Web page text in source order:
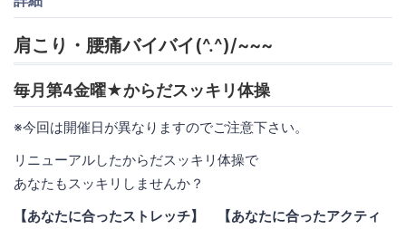
肩こり・腰痛バイバイ(^.^)/~~~
毎月第4金曜★からだスッキリ体操
※今回は開催日が異なりますのでご注意下さい。
リニューアルしたからだスッキリ体操で
あなたもスッキリしませんか？
【あなたに合ったストレッチ】
【あなたに合ったアクティ